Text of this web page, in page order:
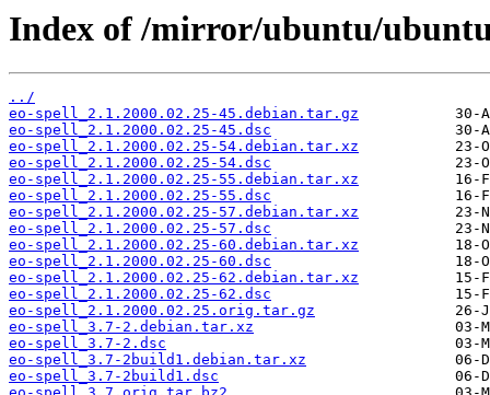
Index of /mirror/ubuntu/
../
eo-spell_2.1.2000.02.25-45.debian.tar.gz
eo-spell_2.1.2000.02.25-45.dsc
eo-spell_2.1.2000.02.25-54.debian.tar.xz
eo-spell_2.1.2000.02.25-54.dsc
eo-spell_2.1.2000.02.25-55.debian.tar.xz
eo-spell_2.1.2000.02.25-55.dsc
eo-spell_2.1.2000.02.25-57.debian.tar.xz
eo-spell_2.1.2000.02.25-57.dsc
eo-spell_2.1.2000.02.25-60.debian.tar.xz
eo-spell_2.1.2000.02.25-60.dsc
eo-spell_2.1.2000.02.25-62.debian.tar.xz
eo-spell_2.1.2000.02.25-62.dsc
eo-spell_2.1.2000.02.25.orig.tar.gz
eo-spell_3.7-2.debian.tar.xz
eo-spell_3.7-2.dsc
eo-spell_3.7-2build1.debian.tar.xz
eo-spell_3.7-2build1.dsc